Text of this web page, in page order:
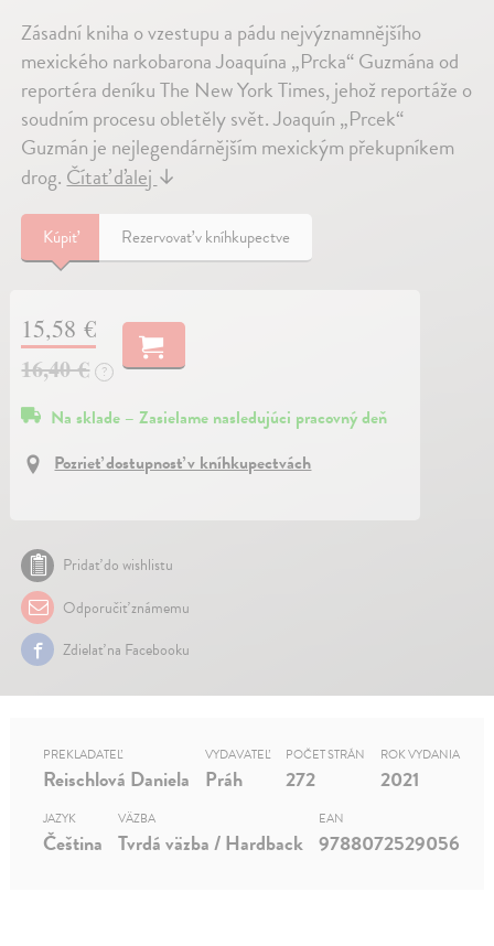
Zásadní kniha o vzestupu a pádu nejvýznamnějšího
mexického narkobarona Joaquína „Prcka“ Guzmána od
reportéra deníku The New York Times, jehož reportáže o
soudním procesu obletěly svět. Joaquín „Prcek“
Guzmán je nejlegendárnějším mexickým překupníkem
drog.Čítať ďalej↓
Kúpiť Rezervovať v kníhkupectve
15,58 €
16,40 €
?
Na sklade – Zasielame nasledujúci pracovný deň
Pozrieť dostupnosť v kníhkupectvách
Pridať do wishlistu
Odporučiť známemu
Zdielať na Facebooku
PREKLADATEĽ
Reischlová Daniela
VYDAVATEĽ
Práh
POČET STRÁN
272
ROK VYDANIA
2021
JAZYK
Čeština
VÄZBA
Tvrdá väzba / Hardback
EAN
9788072529056